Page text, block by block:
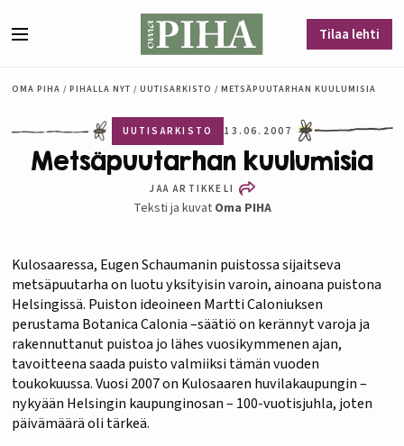
Tilaa lehti
OMA PIHA / PIHALLA NYT / UUTISARKISTO / METSÄPUUTARHAN KUULUMISIA
UUTISARKISTO 13.06.2007
Metsäpuutarhan kuulumisia
JAA ARTIKKELI
Teksti ja kuvat Oma PIHA
Kulosaaressa, Eugen Schaumanin puistossa sijaitseva
metsäpuutarha on luotu yksityisin varoin, ainoana puistona
Helsingissä. Puiston ideoineen Martti Caloniuksen
perustama Botanica Calonia –säätiö on kerännyt varoja ja
rakennuttanut puistoa jo lähes vuosikymmenen ajan,
tavoitteena saada puisto valmiiksi tämän vuoden
toukokuussa. Vuosi 2007 on Kulosaaren huvilakaupungin –
nykyään Helsingin kaupunginosan – 100-vuotisjuhla, joten
päivämäärä oli tärkeä.